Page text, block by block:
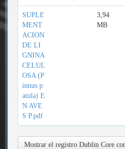
SUPLE
MENT
ACION
DE LI
GNINA
CELUL
OSA (P
innus p
atula) E
N AVE
S P.pdf
3,94
MB
Mostrar el registro Dublin Core